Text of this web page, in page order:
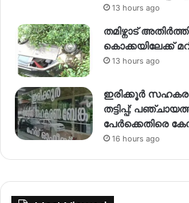
13 hours ago
തമിഴ്നാട്
കൊക്കയിലേക്ക്
13 hours ago
ഇരിക്കൂർ
തട്ടിപ്പ്;
പേർക്കെതിരെ
16 hours ago